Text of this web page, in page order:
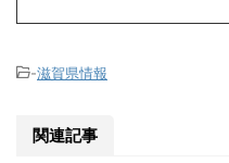
-滋賀県情報
関連記事